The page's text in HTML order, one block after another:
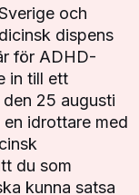
och
dispens
för ADHD-
in till ett
25 augusti
idrottare med
du som
kunna satsa